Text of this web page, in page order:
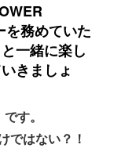
を務めていた
一緒に楽し
きましょ
す。
ではない？！